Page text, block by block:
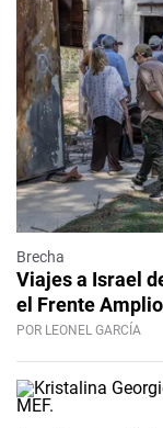
Brecha
Viajes a Israel
el Frente
POR LEONEL GARCÍA